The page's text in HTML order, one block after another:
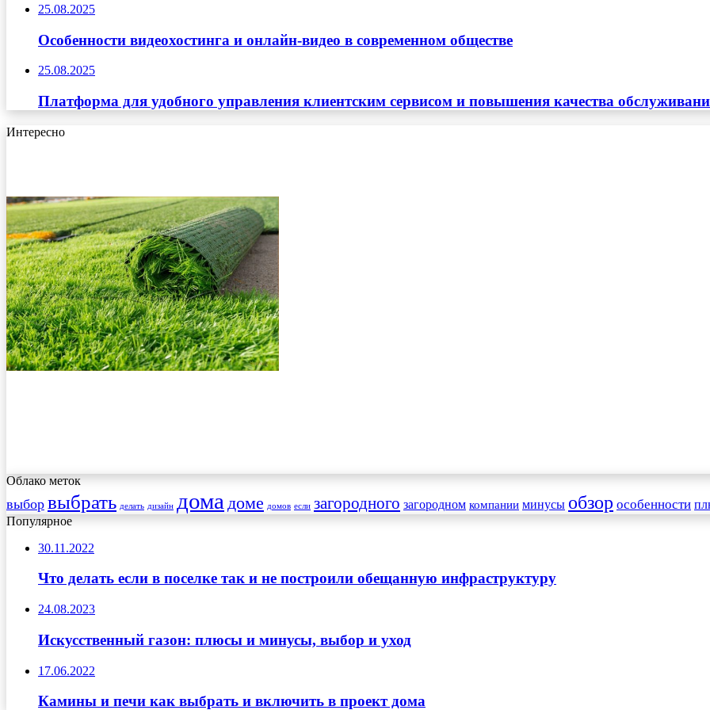
25.08.2025
Особенности видеохостинга и онлайн-видео в современном обществе
25.08.2025
Платформа для удобного управления клиентским сервисом и повышения качества
Интересно
Облако меток
выбор выбрать делать дизайн дома доме домов если загородного загородном компании минусы обзор особенности
Популярное
30.11.2022
Что делать если в поселке так и не построили обещанную инфраструктуру
24.08.2023
Искусственный газон: плюсы и минусы, выбор и уход
17.06.2022
Камины и печи как выбрать и включить в проект дома